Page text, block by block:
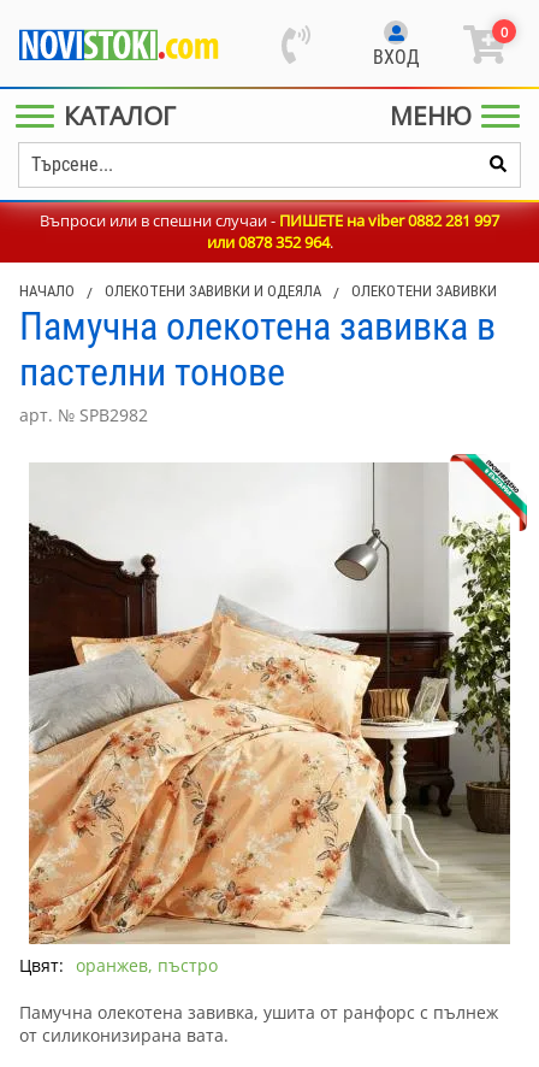
ВХОД
0
КАТАЛОГ МЕНЮ
Въпроси или в спешни случаи -ПИШЕТЕ на viber 0882 281 997
или0878 352 964.
НАЧАЛО / ОЛЕКОТЕНИ ЗАВИВКИ И ОДЕЯЛА / ОЛЕКОТЕНИ ЗАВИВКИ
Памучна олекотена завивка в
пастелни тонове
арт. № SPB2982
Цвят: оранжев, пъстро
Памучна олекотена завивка, ушита от ранфорс с пълнеж
от силиконизирана вата.